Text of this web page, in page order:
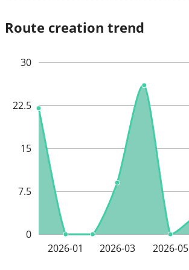
Route creation trend
0
7.5
15
22.5
30
2026-05
2026-03
2026-01